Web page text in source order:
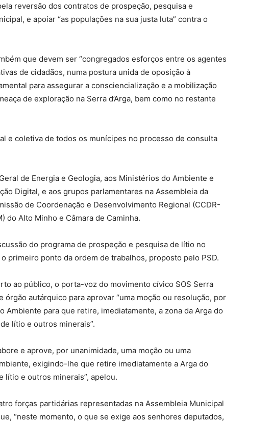
reversão dos contratos de prospeção, pesquisa e
e apoiar “as populações na sua justa luta” contra o
que devem ser “congregados esforços entre os agentes
de cidadãos, numa postura unida de oposição à
para assegurar a consciencialização e a mobilização
de exploração na Serra d’Arga, bem como no restante
e coletiva de todos os munícipes no processo de consulta
de Energia e Geologia, aos Ministérios do Ambiente e
Digital, e aos grupos parlamentares na Assembleia da
de Coordenação e Desenvolvimento Regional (CCDR-
do Alto Minho e Câmara de Caminha.
do programa de prospeção e pesquisa de lítio no
primeiro ponto da ordem de trabalhos, proposto pelo PSD.
ao público, o porta-voz do movimento cívico SOS Serra
órgão autárquico para aprovar “uma moção ou resolução, por
Ambiente para que retire, imediatamente, a zona da Arga do
lítio e outros minerais”.
e aprove, por unanimidade, uma moção ou uma
exigindo-lhe que retire imediatamente a Arga do
lítio e outros minerais”, apelou.
forças partidárias representadas na Assembleia Municipal
“neste momento, o que se exige aos senhores deputados,